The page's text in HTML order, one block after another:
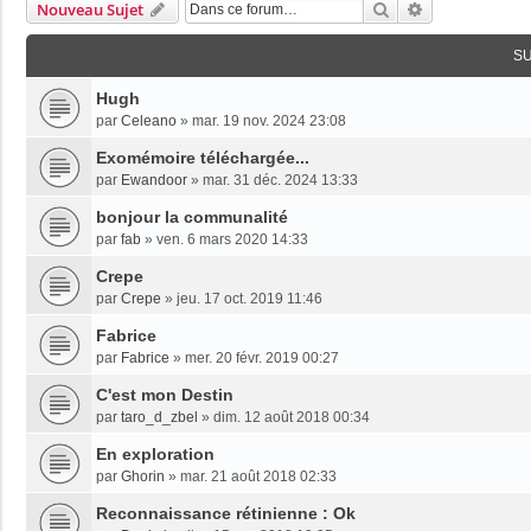
Nouveau Sujet Rechercher
Hugh
par Celeano » mar. 19 nov. 2024 23:08
Exomémoire téléchargée...
par Ewandoor » mar. 31 déc. 2024 13:33
bonjour la communalité
par fab » ven. 6 mars 2020 14:33
Crepe
par Crepe » jeu. 17 oct. 2019 11:46
Fabrice
par Fabrice » mer. 20 févr. 2019 00:27
C'est mon Destin
par taro_d_zbel » dim. 12 août 2018 00:34
En exploration
par Ghorin » mar. 21 août 2018 02:33
Reconnaissance rétinienne : Ok